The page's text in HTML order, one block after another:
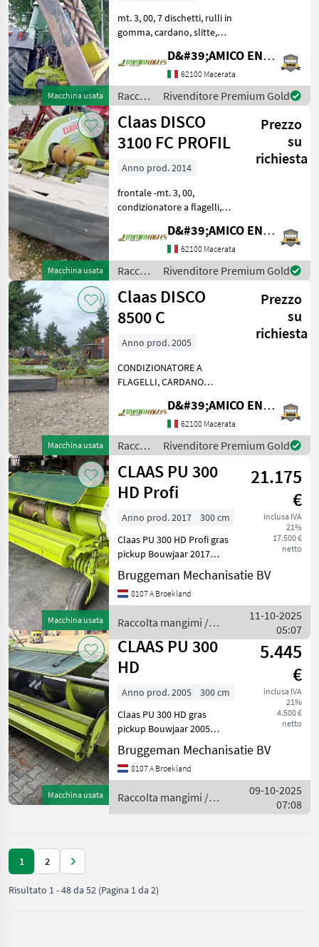
Macchina usata
mt. 3, 00, 7 dischetti, rulli in
gomma, cardano, slitte,
mangimi Altre macchine
per raccolta mangimi
D&#39;AMICO ENGLES SRL
62100 Macerata
Raccolta
mangimi
/ Claas
Rivenditore Premium Gold
Macchina usata
Claas DISCO
3100 FC PROFIL
Prezzo
su
richiesta
Anno prod. 2014
frontale -mt. 3, 00,
condizionatore a flagelli,
Raccolta mangimi Altre
macchine per raccolta
mangimi
D&#39;AMICO ENGLES SRL
62100 Macerata
Raccolta
mangimi
/ Claas
Rivenditore Premium Gold
Macchina usata
Claas DISCO
8500 C
Prezzo
su
richiesta
Anno prod. 2005
CONDIZIONATORE A
FLAGELLI, CARDANO
macchine per raccolta
D&#39;AMICO ENGLES SRL
62100 Macerata
Raccolta
mangimi
/ Claas
Rivenditore Premium Gold
Macchina usata
CLAAS PU 300
HD Profi
21.175
€
inclusa IVA
21%
17.500 €
netto
Anno prod. 2017
300 cm
Claas PU 300 HD Profi gras
pickup Bouwjaar 2017
Midden wiel Active contour
Machine nummer 81953
Raccolta mangimi Altre
mangimi
Bruggeman Mechanisatie BV
8107 A Broekland
Raccolta mangimi /
Claas
11-10-2025
05:07
Macchina usata
CLAAS PU 300
HD
5.445
€
inclusa IVA
21%
4.500 €
netto
Anno prod. 2005
300 cm
Claas PU 300 HD gras
pickup Bouwjaar 2005
Machine nummer 70367
Raccolta mangimi Altre
macchine per raccolta
Bruggeman Mechanisatie BV
8107 A Broekland
Raccolta mangimi /
Claas
09-10-2025
07:08
1 2
Risultato 1-48da 52 (Pagina 1 da 2)